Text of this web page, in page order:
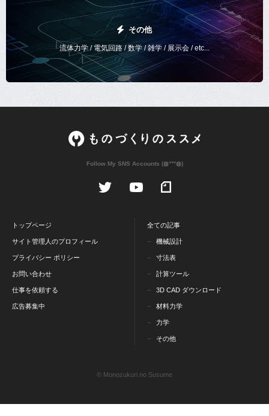
その他
流体力学 / 電気回路 / 数学 / 雑学 / 展示会 / etc...
Follow My SNS Accounts (◍ᐡᐤᐡ◍)
トップページ
サイト管理人のプロフィール
プライバシー ポリシー
お問い合わせ
仕事を依頼する
広告募集中
全ての記事
機械設計
寸法表
計算ツール
3D CAD ダウンロード
材料力学
力学
その他
© Monozukuri no Susume